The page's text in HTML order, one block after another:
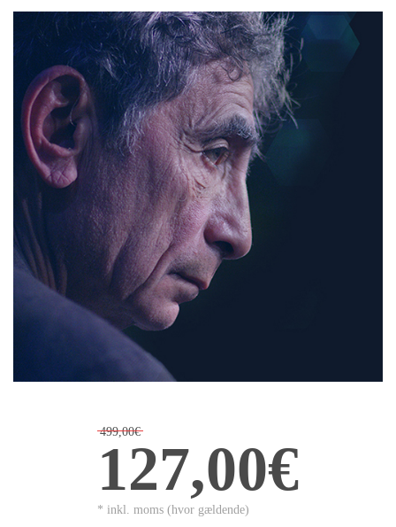
499,00€
127,00€
* inkl. moms (hvor gældende)